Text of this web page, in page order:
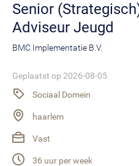
Senior (Strategisch)
Adviseur Jeugd
BMC Implementatie B.V.
Geplaatst op 2026-08-05
Sociaal Domein
haarlem
Vast
36 uur per week